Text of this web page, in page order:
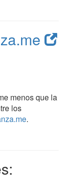
menos que la
los
.